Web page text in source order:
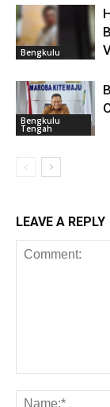
Bengkulu
Bengkulu
Tengah
LEAVE A REPLY